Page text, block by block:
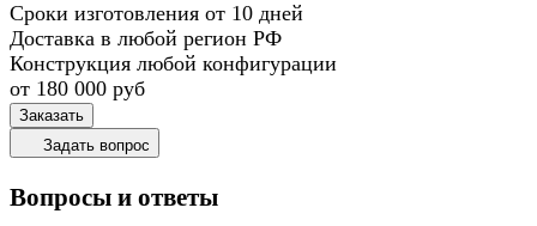
Сроки изготовления от 10 дней
Доставка в любой регион РФ
Конструкция любой конфигурации
от 180 000 руб
Заказать
Задать вопрос
Вопросы и ответы